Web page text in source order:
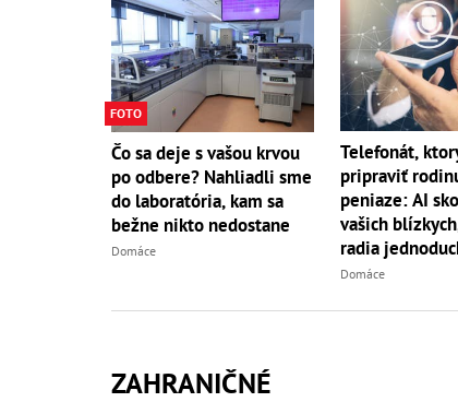
FOTO
Čo sa deje s vašou krvou
po odbere? Nahliadli sme
do laboratória, kam sa
bežne nikto nedostane
Domáce
Telefonát,
pripraviť
peniaze: AI
vašich
radia
Domáce
ZAHRANIČNÉ